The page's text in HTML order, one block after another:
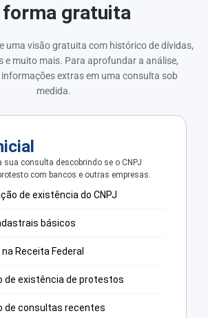
forma gratuita
uma visão gratuita com histórico de dívidas,
e muito mais. Para aprofundar a análise,
extras em uma consulta sob
medida.
sua consulta descobrindo se o CNPJ
com bancos e outras empresas.
de existência do CNPJ
básicos
Receita Federal
de existência de protestos
de consultas recentes